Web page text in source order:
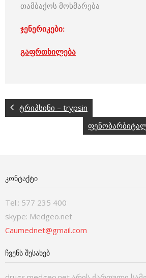
თამბაქოს მოხმარება
ჯენერიკები:
გაფრთხილება
ტრიპსინი – trypsin
ᲙᲝᲜᲢᲐᲥᲢᲘ
Tel.: 577 235 400
skype: Medgeo.net
Caumednet@gmail.com
ᲩᲕᲔᲜᲡ ᲨᲔᲡᲐᲮᲔᲑ